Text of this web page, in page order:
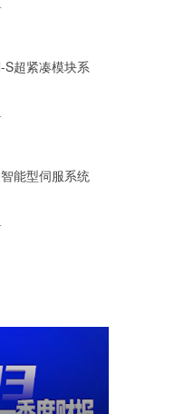
S超紧凑模块系
能型伺服系统